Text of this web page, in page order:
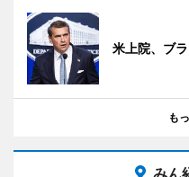
米上院、ブ
も
みん